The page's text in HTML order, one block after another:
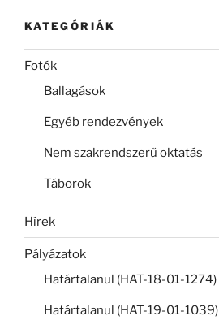
KATEGÓRIÁK
Fotók
Ballagások
Egyéb rendezvények
Nem szakrendszerű oktatás
Táborok
Hírek
Pályázatok
Határtalanul (HAT-18-01-1274)
Határtalanul (HAT-19-01-1039)